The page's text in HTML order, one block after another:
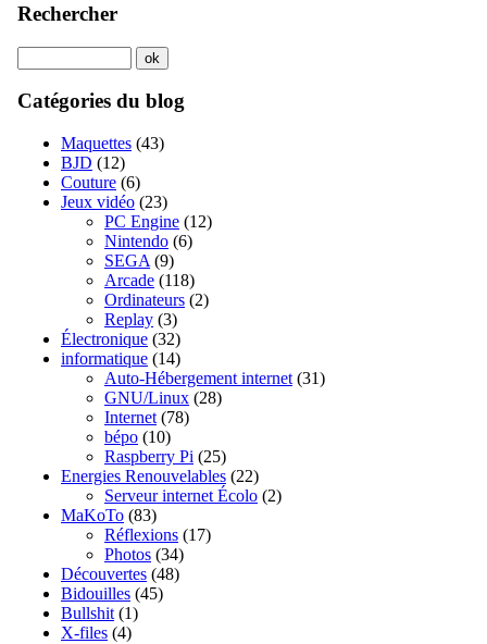
Rechercher
Catégories du blog
Maquettes (43)
BJD (12)
Couture (6)
Jeux vidéo (23)
PC Engine (12)
Nintendo (6)
SEGA (9)
Arcade (118)
Ordinateurs (2)
Replay (3)
Électronique (32)
informatique (14)
Auto-Hébergement internet (31)
GNU/Linux (28)
Internet (78)
bépo (10)
Raspberry Pi (25)
Energies Renouvelables (22)
Serveur internet Écolo (2)
MaKoTo (83)
Réflexions (17)
Photos (34)
Découvertes (48)
Bidouilles (45)
Bullshit (1)
X-files (4)